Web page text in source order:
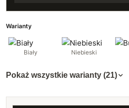
Warianty
Biały Niebieski
Pokaż wszystkie warianty (21)